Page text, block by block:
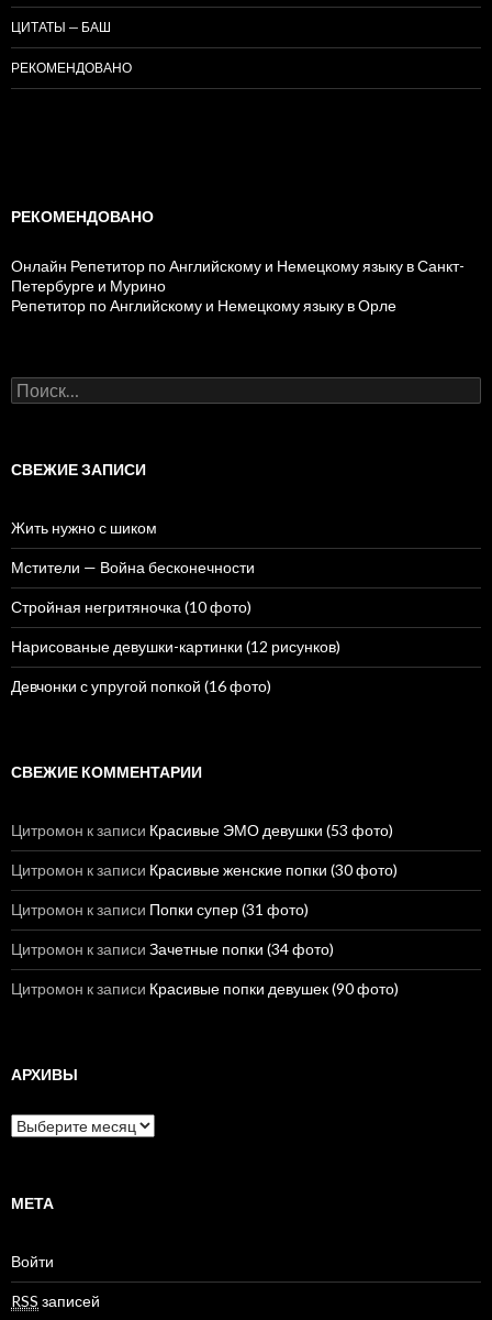
ЦИТАТЫ — БАШ
РЕКОМЕНДОВАНО
РЕКОМЕНДОВАНО
Онлайн Репетитор по Английскому и Немецкому языку в Санкт-
Петербурге и Мурино
Репетитор по Английскому и Немецкому языку в Орле
Н
а
и
СВЕЖИЕ ЗАПИСИ
Жить нужно с шиком
Мстители — Война бесконечности
Стройная негритяночка (10 фото)
Нарисованые девушки-картинки (12 рисунков)
Девчонки с упругой попкой (16 фото)
СВЕЖИЕ КОММЕНТАРИИ
Цитромон к записи Красивые ЭМО девушки (53 фото)
Цитромон к записи Красивые женские попки (30 фото)
Цитромон к записи Попки супер (31 фото)
Цитромон к записи Зачетные попки (34 фото)
Цитромон к записи Красивые попки девушек (90 фото)
АРХИВЫ
А
р
в
МЕТА
Войти
RSS записей